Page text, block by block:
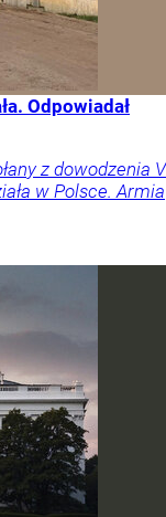
Odpowiadał
z dowodzenia V
w Polsce. Armia